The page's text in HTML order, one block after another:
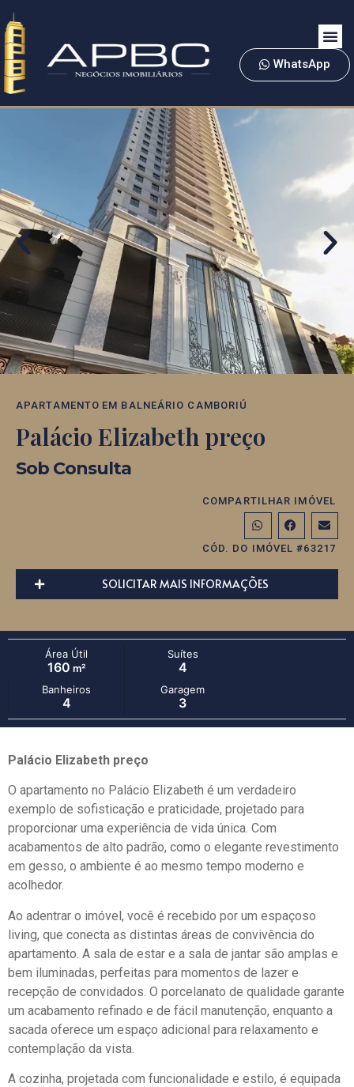
WhatsApp
APARTAMENTO EM BALNEÁRIO CAMBORIÚ
Palácio Elizabeth preço
Sob Consulta
COMPARTILHAR IMÓVEL
CÓD. DO IMÓVEL #63217
SOLICITAR MAIS INFORMAÇÕES
Área Útil
160 m²
Suítes
4
Banheiros
4
Garagem
3
Palácio Elizabeth preço
O apartamento no Palácio Elizabeth é um verdadeiro
exemplo de sofisticação e praticidade, projetado para
proporcionar uma experiência de vida única. Com
acabamentos de alto padrão, como o elegante revestimento
em gesso, o ambiente é ao mesmo tempo moderno e
acolhedor.
Ao adentrar o imóvel, você é recebido por um espaçoso
living, que conecta as distintas áreas de convivência do
apartamento. A sala de estar e a sala de jantar são amplas e
bem iluminadas, perfeitas para momentos de lazer e
recepção de convidados. O porcelanato de qualidade garante
um acabamento refinado e de fácil manutenção, enquanto a
sacada oferece um espaço adicional para relaxamento e
contemplação da vista.
A cozinha, projetada com funcionalidade e estilo, é equipada